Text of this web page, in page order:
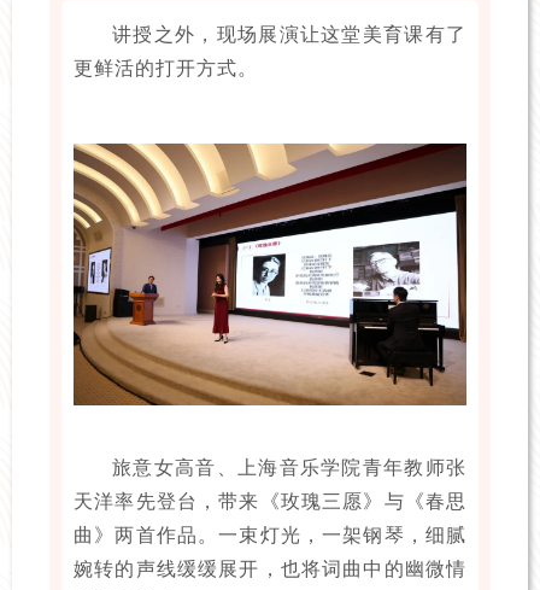
讲授之外，现场展演让这堂美育课有了
更鲜活的打开方式。
旅意女高音、上海音乐学院青年教师张
天洋率先登台，带来《玫瑰三愿》与《春思
曲》两首作品。一束灯光，一架钢琴，细腻
婉转的声线缓缓展开，也将词曲中的幽微情